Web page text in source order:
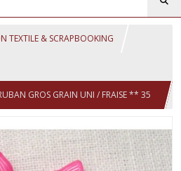
TEXTILE & SCRAPBOOKING
GROS GRAIN UNI / FRAISE ** 35